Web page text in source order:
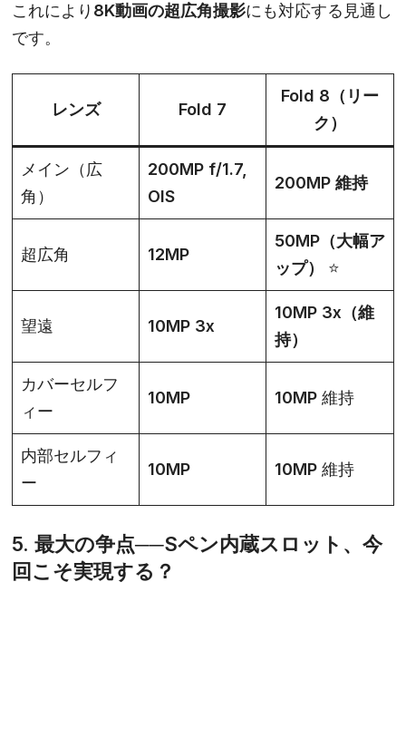
これにより 8K動画の超広角撮影にも対応する見通し
です。
レンズ Fold 7
Fold 8（リー
ク）
メイン（広
角）
200MP f/1.7,
OIS
200MP 維持
超広角 12MP
50MP（大幅ア
ップ）
⭐
望遠 10MP 3x
10MP 3x（維
持）
カバーセルフ
ィー
10MP 10MP 維持
内部セルフィ
ー
10MP 10MP 維持
5. 最大の争点──Sペン内蔵スロット、今
回こそ実現する？